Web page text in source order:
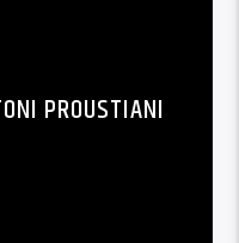
PROUSTIANI